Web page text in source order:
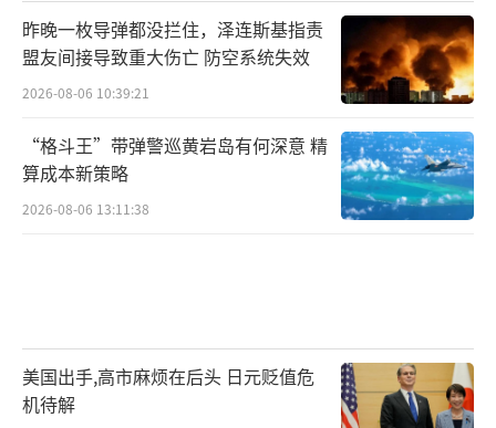
昨晚一枚导弹都没拦住，泽连斯基指责
盟友间接导致重大伤亡 防空系统失效
2026-08-06 10:39:21
“格斗王”带弹警巡黄岩岛有何深意 精
算成本新策略
2026-08-06 13:11:38
美国出手,高市麻烦在后头 日元贬值危
机待解